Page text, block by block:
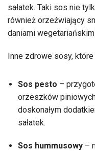
sałatek. Taki sos nie
również orzeźwiający
daniami
Inne zdrowe sosy, które
Sos pesto –
orzeszków
doskonałym
sałatek.
Sos hummusowy –